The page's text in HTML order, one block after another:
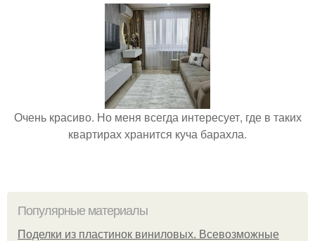
Очень красиво. Но меня всегда интересует, где в таких
квартирах хранится куча барахла.
Популярные материалы
Поделки из пластинок виниловых. Всевозможные